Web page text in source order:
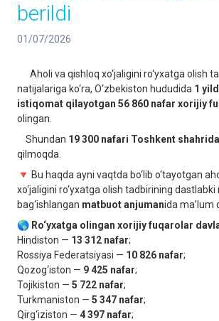
berildi
01/07/2026
Aholi va qishloq xo‘jaligini ro‘yxatga olish
natijalariga ko‘ra, O‘zbekiston hududida 1
istiqomat qilayotgan 56 860 nafar xorijiy
olingan.
Shundan 19 300 nafari Toshkent shahrida
qilmoqda.
🔻 Bu haqda ayni vaqtda bo‘lib o‘tayotgan
xo‘jaligini ro‘yxatga olish tadbirining
bag‘ishlangan matbuot anjumanida ma’lum
🌎 Ro‘yxatga olingan xorijiy fuqarolar
Hindiston — 13 312 nafar;
Rossiya Federatsiyasi — 10 826 nafar;
Qozog‘iston — 9 425 nafar;
Tojikiston — 5 722 nafar;
Turkmaniston — 5 347 nafar;
Qirg‘iziston — 4 397 nafar;